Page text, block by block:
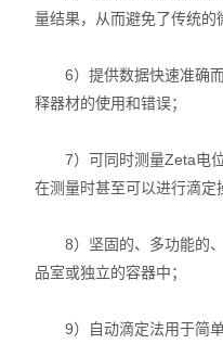
X荧光光谱XRF能量
透反射率测量仪
等离子清洗机
光学显微镜
量结果，从而避免了传统的
6）提供数据快速准确而
释器材的使用和错误；
7）可同时测量Zeta电位
在测量时甚至可以进行滴定
8）坚固的、多功能的、
品室或独立的容器中；
9）自动滴定法用于简单